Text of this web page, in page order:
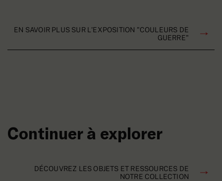
EN SAVOIR PLUS SUR L'EXPOSITION "COULEURS DE
GUERRE"
Continuer à explorer
DÉCOUVREZ LES OBJETS ET RESSOURCES DE
NOTRE COLLECTION